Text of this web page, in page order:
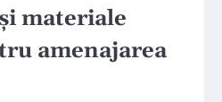
materiale
amenajarea